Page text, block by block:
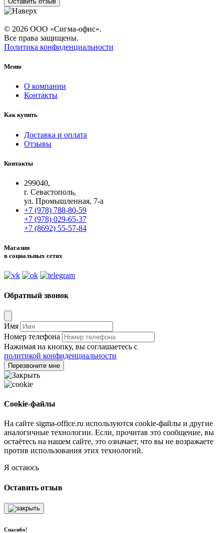
© 2026 ООО «Сигма-офис».
Все права защищены.
Политика конфиденциальности
Меню
О компании
Контакты
Как купить
Доставка и оплата
Отзывы
Контакты
299040,
г. Севастополь,
ул. Промышленная, 7-а
+7 (978) 788-80-59
+7 (978) 029-65-37
+7 (8692) 55-57-84
Магазин
в социальных сетях
Обратный звонок
Имя
Номер телефона
Нажимая на кнопку, вы соглашаетесь с
политикой конфиденциальности
Перезвоните мне
Cookie-файлы
На сайте sigma-office.ru используются cookie-файлы и другие
аналогичные технологии. Если, прочитав это сообщение, вы
остаётесь на нашем сайте, это означает, что вы не возражаете
против использования этих технологий.
Я остаюсь
Оставить отзыв
Спасибо!